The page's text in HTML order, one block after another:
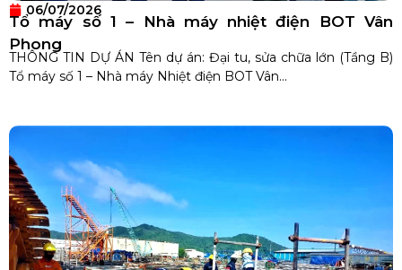
06/07/2026
Tổ máy số 1 – Nhà máy nhiệt điện BOT Vân
Phong
THÔNG TIN DỰ ÁN Tên dự án: Đại tu, sửa chữa lớn (Tầng B)
Tổ máy số 1 – Nhà máy Nhiệt điện BOT Vân...